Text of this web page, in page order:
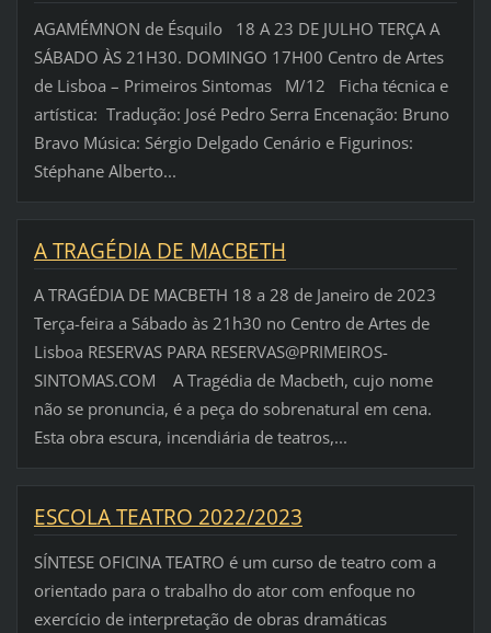
AGAMÉMNON de Ésquilo 18 A 23 DE JULHO TERÇA A
SÁBADO ÀS 21H30. DOMINGO 17H00 Centro de Artes
de Lisboa – Primeiros Sintomas M/12 Ficha técnica e
artística: Tradução: José Pedro Serra Encenação: Bruno
Bravo Música: Sérgio Delgado Cenário e Figurinos:
Stéphane Alberto...
A TRAGÉDIA DE MACBETH
A TRAGÉDIA DE MACBETH 18 a 28 de Janeiro de 2023
Terça-feira a Sábado às 21h30 no Centro de Artes de
Lisboa RESERVAS PARA RESERVAS@PRIMEIROS-
SINTOMAS.COM A Tragédia de Macbeth, cujo nome
não se pronuncia, é a peça do sobrenatural em cena.
Esta obra escura, incendiária de teatros,...
ESCOLA TEATRO 2022/2023
SÍNTESE OFICINA TEATRO é um curso de teatro com a
orientado para o trabalho do ator com enfoque no
exercício de interpretação de obras dramáticas